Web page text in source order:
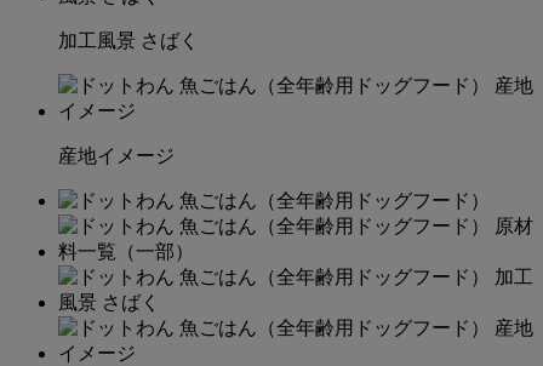
加工風景 さばく
産地イメージ